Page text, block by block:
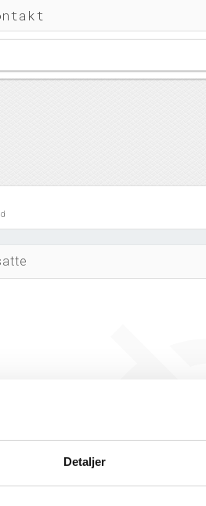
Detaljer
endnu. Vi kan